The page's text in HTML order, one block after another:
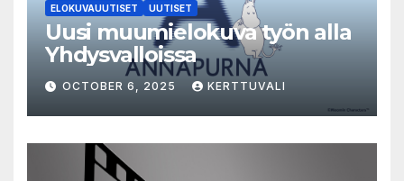
ELOKUVAUUTISET UUTISET
Uusi muumielokuva työn alla
Yhdysvalloissa
OCTOBER 6, 2025 KERTTUVALI